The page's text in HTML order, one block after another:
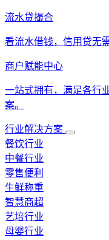
流水贷撮合
看流水借钱，信用贷无
商户赋能中心
一站式拥有，满足各行
案。
行业解决方案
餐饮行业
中餐行业
零售便利
生鲜称重
智慧商超
艺培行业
母婴行业